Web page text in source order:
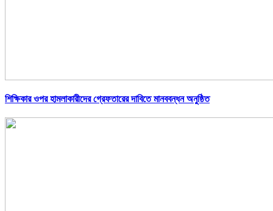
শিক্ষিকার ওপর হামলাকারীদের গ্রেফতারের দাবিতে মানববন্ধন অনুষ্ঠিত